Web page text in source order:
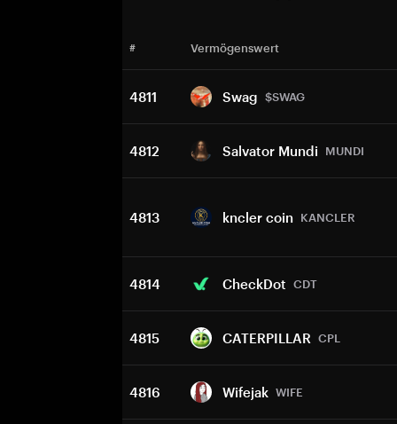
# Vermögenswert
4811 Swag $SWAG
4812 Salvator Mundi MUNDI
4813 kncler coin KANCLER
4814 CheckDot CDT
4815 CATERPILLAR CPL
4816 Wifejak WIFE